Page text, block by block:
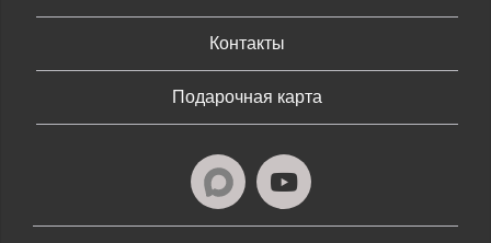
Контакты
Подарочная карта